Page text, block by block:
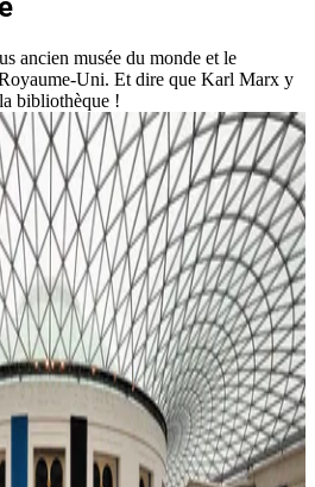
ancien musée du monde et le
Uni. Et dire que Karl Marx y
bibliothèque !